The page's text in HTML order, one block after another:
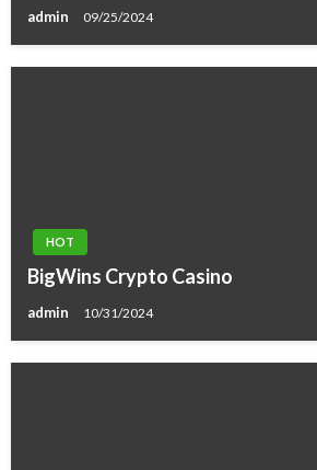
admin 09/25/2024
HOT
BigWins Crypto Casino
admin 10/31/2024